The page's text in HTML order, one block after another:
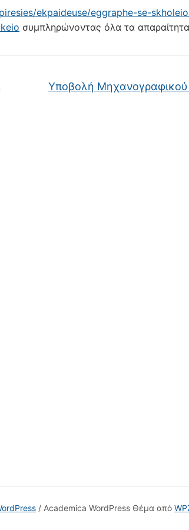
ekpaideuse/eggraphe-se-
συμπληρώνοντας όλα τα απαραίτητα
Υποβολή Μηχανογραφικού
/ Academica WordPress Θέμα από